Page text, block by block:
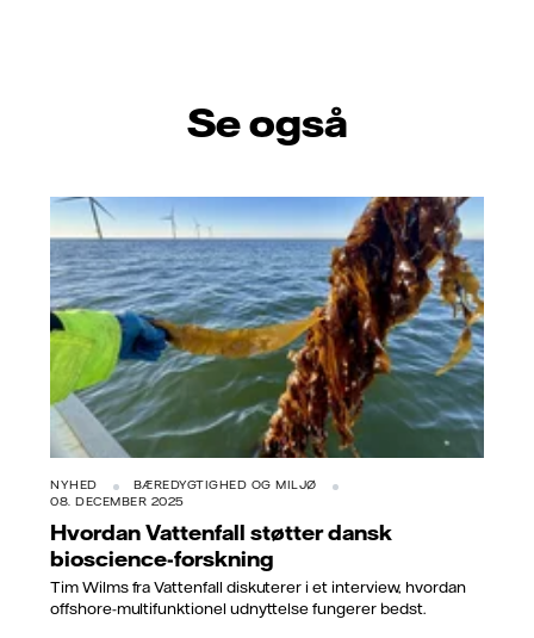
Se også
NYHED
BÆREDYGTIGHED OG MILJØ
08. DECEMBER 2025
Hvordan Vattenfall støtter dansk
bioscience-forskning
Tim Wilms fra Vattenfall diskuterer i et interview, hvordan
offshore-multifunktionel udnyttelse fungerer bedst.